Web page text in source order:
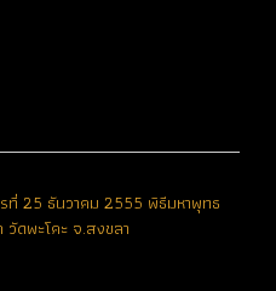
25 ธันวาคม 2555 พิธีมหาพุทธ
ดพะโคะ จ.สงขลา